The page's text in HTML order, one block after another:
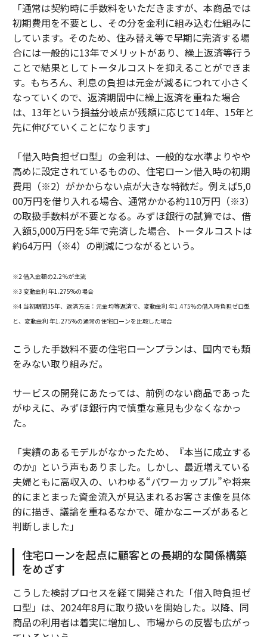
「通常は契約時に手数料をいただきますが、本商品では
初期費用を不要とし、その分を金利に組み込む仕組みに
しています。そのため、住み替え等で早期に完済する場
合には一般的に13年でメリットがあり、繰上返済等行う
ことで結果としてトータルコストを抑えることができま
す。もちろん、利息の負担は元金が減るにつれて小さく
なっていくので、返済期間中に繰上返済を重ねた場合
は、13年という損益分岐点が残額に応じて14年、15年と
先に伸びていくことになります」
「借入時負担ゼロ型」の金利は、一般的な水準よりやや
高めに設定されているものの、住宅ローン借入時の初期
費用（※2）がかからない点が大きな特徴だ。例えば5,0
00万円を借り入れる場合、通常かかる約110万円（※3）
の取扱手数料が不要となる。みずほ銀行の試算では、借
入額5,000万円を5年で完済した場合、トータルコストは
約64万円（※4）の削減につながるという。
※2 借入金額の2.2％が主流
※3 変動金利 年1.275%の場合
※4 当初期間35年、返済方法：元金均等返済で、変動金利 年1.475%の借入時負担ゼロ型
と、変動金利 年1.275%の通常の住宅ローンを比較した場合
こうした手数料不要の住宅ローンプランは、国内でも類
をみない取り組みだ。
サービスの開発にあたっては、前例のない商品であった
がゆえに、みずほ銀行内で慎重な意見も少なくなかっ
た。
「実績のあるモデルがなかったため、『本当に成立する
のか』という声もありました。しかし、最近増えている
夫婦ともに高収入の、いわゆる“パワーカップル”や将来
的にまとまった資金流入が見込まれるお客さま像を具体
的に描き、議論を重ねるなかで、確かなニーズがあると
判断しました」
住宅ローンを起点に顧客との長期的な関係構築
をめざす
こうした検討プロセスを経て開発された「借入時負担ゼ
ロ型」は、2024年8月に取り扱いを開始した。以降、同
商品の利用者は着実に増加し、市場からの反響も広がっ